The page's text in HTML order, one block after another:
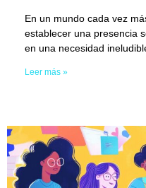
En un mundo cada vez
establecer una presencia
en una necesidad
Leer más »